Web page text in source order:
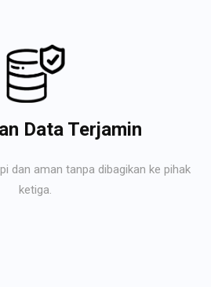
Data Terjamin
dan aman tanpa dibagikan ke pihak
ketiga.